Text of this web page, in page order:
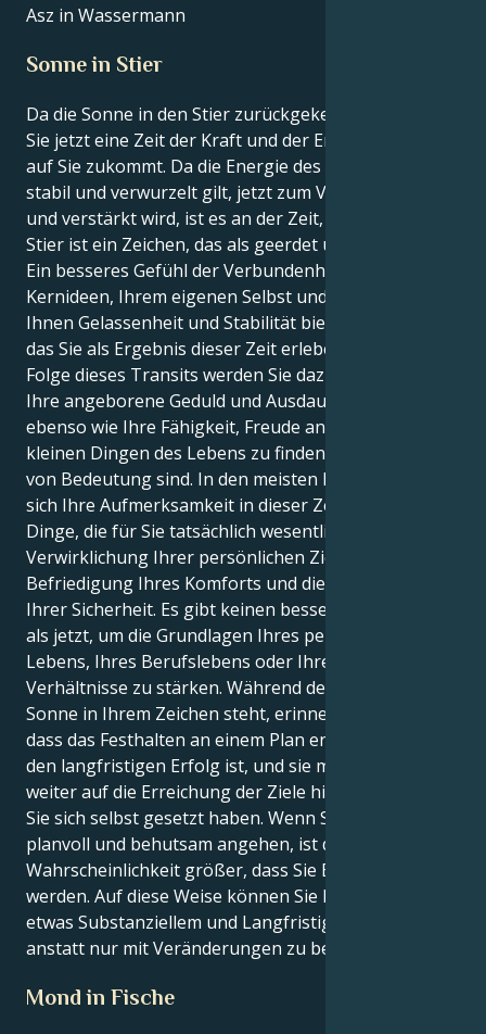
Asz in Wassermann
Sonne in Stier
Da die Sonne in den Stier zurückgekehrt ist, erleben
Sie jetzt eine Zeit der Kraft und der Erneuerung, die
auf Sie zukommt. Da die Energie des Stieres, die als
stabil und verwurzelt gilt, jetzt zum Vorschein kommt
und verstärkt wird, ist es an der Zeit, dass du strahlst.
Stier ist ein Zeichen, das als geerdet und solide gilt.
Ein besseres Gefühl der Verbundenheit mit Ihren
Kernideen, Ihrem eigenen Selbst und den Dingen, die
Ihnen Gelassenheit und Stabilität bieten, ist etwas,
das Sie als Ergebnis dieser Zeit erleben könnten. Als
Folge dieses Transits werden Sie dazu angehalten,
Ihre angeborene Geduld und Ausdauer zu stärken,
ebenso wie Ihre Fähigkeit, Freude an den scheinbar
kleinen Dingen des Lebens zu finden, die dennoch
von Bedeutung sind. In den meisten Fällen verlagert
sich Ihre Aufmerksamkeit in dieser Zeit auf die
Dinge, die für Sie tatsächlich wesentlich sind, wie die
Verwirklichung Ihrer persönlichen Ziele, die
Befriedigung Ihres Komforts und die Gewährleistung
Ihrer Sicherheit. Es gibt keinen besseren Zeitpunkt
als jetzt, um die Grundlagen Ihres persönlichen
Lebens, Ihres Berufslebens oder Ihrer finanziellen
Verhältnisse zu stärken. Während der Zeit, in der die
Sonne in Ihrem Zeichen steht, erinnert sie Sie daran,
dass das Festhalten an einem Plan entscheidend für
den langfristigen Erfolg ist, und sie motiviert Sie,
weiter auf die Erreichung der Ziele hinzuarbeiten, die
Sie sich selbst gesetzt haben. Wenn Sie die Dinge
planvoll und behutsam angehen, ist die
Wahrscheinlichkeit größer, dass Sie Erfolg haben
werden. Auf diese Weise können Sie Ihre Ziele zu
etwas Substanziellem und Langfristigem machen,
anstatt nur mit Veränderungen zu beginnen.
Mond in Fische